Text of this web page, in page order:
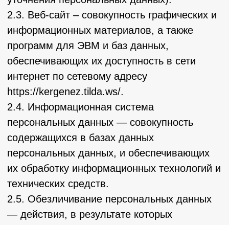
дополнительной информации
принадлежность персональных данных
конкретному Пользователю или иному
субъекту персональных данных.
2.6. Обработка персональных данных –
любое действие (операция) или
совершаемых с использованием средств
автоматизации или без использования таких
средств с персональными данными,
включая сбор, запись, систематизацию,
накопление, хранение, уточнение
(обновление, изменение), извлечение,
использование, передачу (распространение,
предоставление, доступ), обезличивание,
блокирование, удаление, уничтожение
персональных данных.
2.7. Оператор – государственный орган,
муниципальный орган, юридическое или
физическое лицо, самостоятельно или